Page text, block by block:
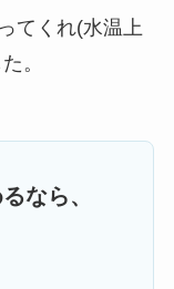
てくれ(水温上
。
なら、